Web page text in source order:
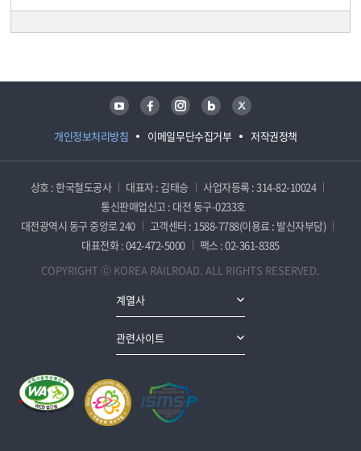
개인정보처리방침 이메일무단수집거부 저작권정책
유튜브 페이스북 인스타그램 블로그 트위터
상호 : 한국철도공사 대표자 : 김태승
사업자등록 : 314-82-10024
통신판매업신고 : 대전 동구-0233호
대전광역시 동구 중앙로 240
고객센터 : 1588-7788(이용료 : 발신자부담)
대표전화 : 042-472-5000
팩스 : 02-361-8385
COPYRIGHT ⓒ KOREA RAILROAD. ALL RIGHTS RESERVED.
계열사
관련사이트